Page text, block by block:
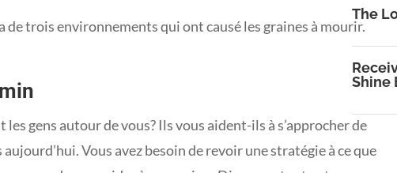
de trois environnements qui ont causé les graines à mourir.
gens autour de vous? Ils vous aident-ils à s’approcher de
Vous avez besoin de revoir une stratégie à ce que
The
Shine